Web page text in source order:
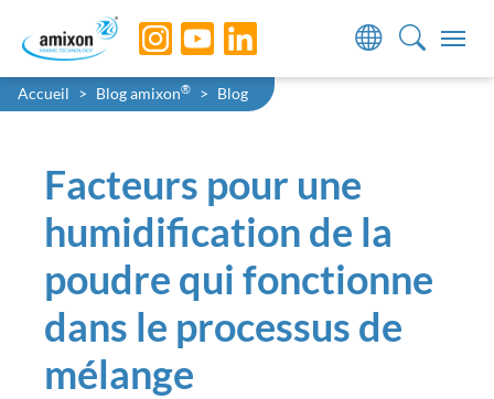
Skip to main navigation
Skip to main content
Skip to page footer
You are here:
Accueil Blog amixon® Blog
Facteurs pour une
humidification de la
poudre qui fonctionne
dans le processus de
mélange